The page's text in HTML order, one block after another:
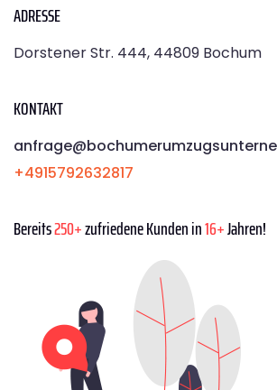
ADRESSE
Dorstener Str. 444, 44809 Bochum
KONTAKT
+4915792632817
Bereits250+zufriedene Kunden in16+Jahren!